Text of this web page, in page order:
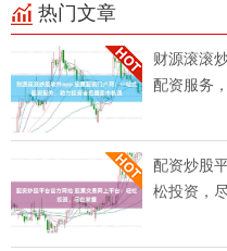
热门文章
财源滚滚
配资服务
配资炒股
松投资，